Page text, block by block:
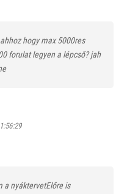
hogy max 5000res
forulat legyen a lépcső? jah
a nyáktervetElőre is